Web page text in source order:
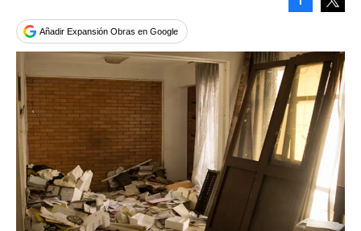
Añadir Expansión Obras en Google